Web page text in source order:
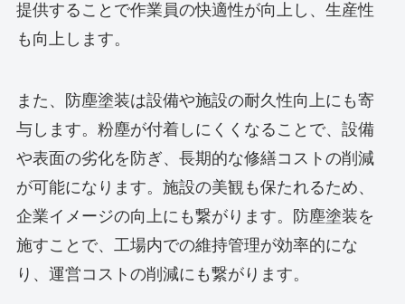
提供することで作業員の快適性が向上し、生産性
も向上します。
また、防塵塗装は設備や施設の耐久性向上にも寄
与します。粉塵が付着しにくくなることで、設備
や表面の劣化を防ぎ、長期的な修繕コストの削減
が可能になります。施設の美観も保たれるため、
企業イメージの向上にも繋がります。防塵塗装を
施すことで、工場内での維持管理が効率的にな
り、運営コストの削減にも繋がります。